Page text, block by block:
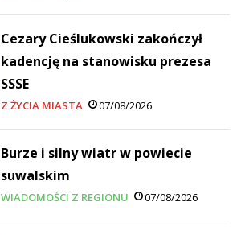
Cezary Cieślukowski zakończył
kadencję na stanowisku prezesa
SSSE
Z ŻYCIA MIASTA 07/08/2026
Burze i silny wiatr w powiecie
suwalskim
WIADOMOŚCI Z REGIONU 07/08/2026